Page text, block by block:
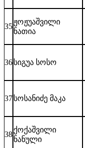
35
ჟოჟუაშვილი
ნათია
36სიგუა სოსო
37სოსანიძე მაკა
38
ქოქაშვილი
ნანული